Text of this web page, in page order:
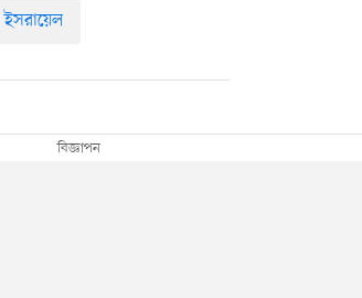
ইসরায়েল